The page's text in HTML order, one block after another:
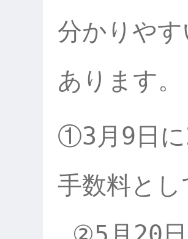
分かりや
あります。
①3月9日
手数料と